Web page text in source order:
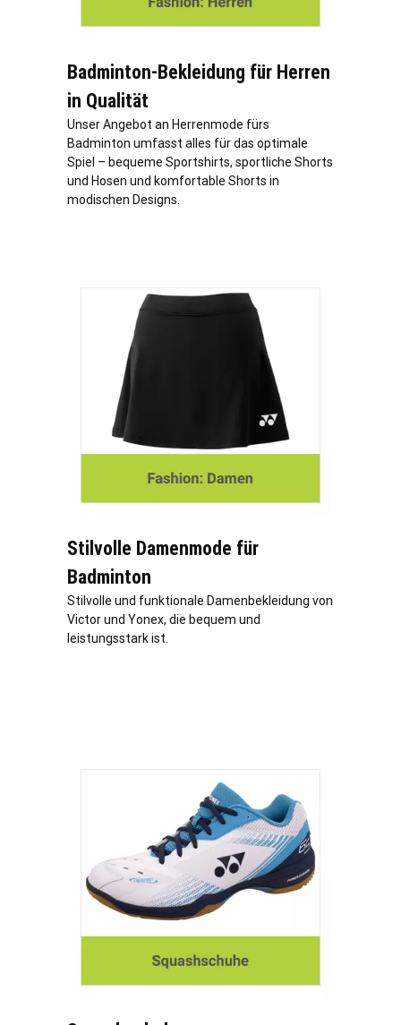
Badminton-Bekleidung für Herren
in Qualität
Unser Angebot an Herrenmode fürs
Badminton umfasst alles für das optimale
Spiel – bequeme Sportshirts, sportliche Shorts
und Hosen und komfortable Shorts in
modischen Designs.
Stilvolle Damenmode für
Badminton
Stilvolle und funktionale Damenbekleidung von
Victor und Yonex, die bequem und
leistungsstark ist.